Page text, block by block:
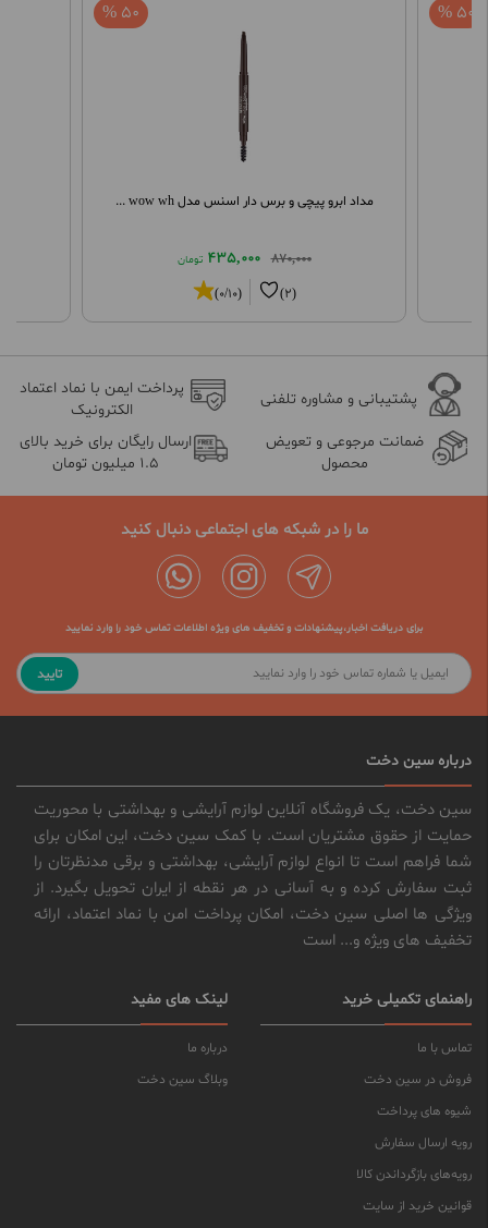
مداد ابرو پیچی و برس دار اسنس مدل wow wh ...
870,000
435,000 تومان
50 %
(2)
(0/10)
50 %
پشتیبانی و مشاوره تلفنی
پرداخت ایمن با نماد اعتماد
الکترونیک
ضمانت مرجوعی و تعویض
محصول
ارسال رایگان برای خرید بالای
1.5 میلیون تومان
ما را در شبکه های اجتماعی دنبال کنید
برای دریافت اخبار،پیشنهادات و تخفیف های ویژه اطلاعات تماس خود را وارد نمایید
تایید
درباره سین دخت
سین دخت، یک فروشگاه آنلاین لوازم آرایشی و بهداشتی با محوریت
حمایت از حقوق مشتریان است. با کمک سین دخت، این امکان برای
شما فراهم است تا انواع لوازم آرایشی، بهداشتی و برقی مدنظرتان را
ثبت سفارش کرده و به آسانی در هر نقطه از ایران تحویل بگیرد. از
ویژگی ها اصلی سین دخت، امکان پرداخت امن با نماد اعتماد، ارائه
تخفیف های ویژه و... است
راهنمای تکمیلی خرید
تماس با ما
فروش در سین دخت
شیوه های پرداخت
رویه ارسال سفارش
رویه‌های بازگرداندن کالا
قوانین خرید از سایت
لینک های مفید
درباره ما
وبلاگ سین دخت